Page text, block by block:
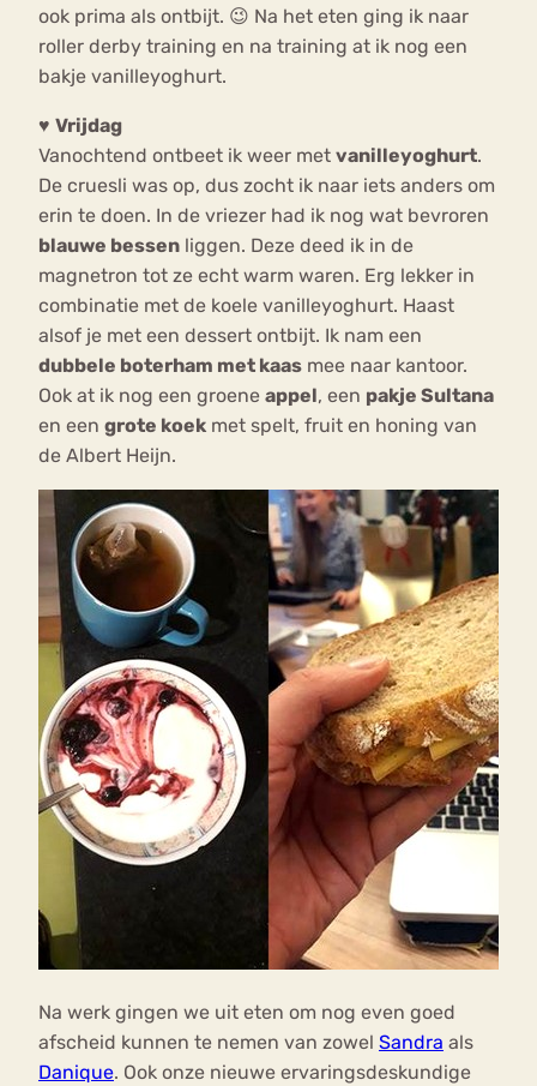
ook prima als ontbijt. 😉 Na het eten ging ik naar
roller derby training en na training at ik nog een
bakje vanilleyoghurt.
♥ Vrijdag
Vanochtend ontbeet ik weer met vanilleyoghurt.
De cruesli was op, dus zocht ik naar iets anders om
erin te doen. In de vriezer had ik nog wat bevroren
blauwe bessen liggen. Deze deed ik in de
magnetron tot ze echt warm waren. Erg lekker in
combinatie met de koele vanilleyoghurt. Haast
alsof je met een dessert ontbijt. Ik nam een
dubbele boterham met kaas mee naar kantoor.
Ook at ik nog een groene appel, een pakje Sultana
en een grote koek met spelt, fruit en honing van
de Albert Heijn.
Na werk gingen we uit eten om nog even goed
afscheid kunnen te nemen van zowel Sandra als
Danique. Ook onze nieuwe ervaringsdeskundige